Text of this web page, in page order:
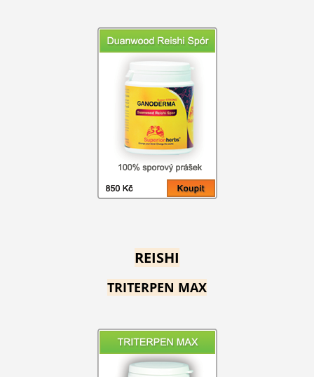
REISHI
TRITERPEN MAX